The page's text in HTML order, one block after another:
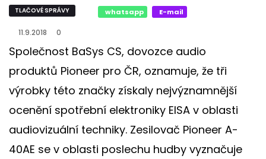
TLAČOVÉ SPRÁVY whatsapp E-mail
11.9.2018 0
Společnost BaSys CS, dovozce audio
produktů Pioneer pro ČR, oznamuje, že tři
výrobky této značky získaly nejvýznamnější
ocenění spotřební elektroniky EISA v oblasti
audiovizuální techniky. Zesilovač Pioneer A-
40AE se v oblasti poslechu hudby vyznačuje